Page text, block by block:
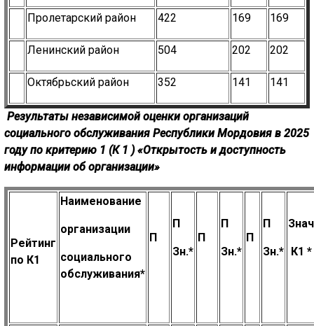
Пролетарский район 422 169 169
Ленинский район 504 202 202
Октябрьский район 352 141 141
Результаты независимой оценки организаций
социального обслуживания Республики Мордовия в 2025
году по критерию 1 (К 1 )«Открытость и доступность
информации об организации»
Рейтинг
по К1
Наименование
организации
социального
обслуживания*
П
П
Зн.*
П
П
Зн.*
П
П
Зн.*
Знач
К1 *